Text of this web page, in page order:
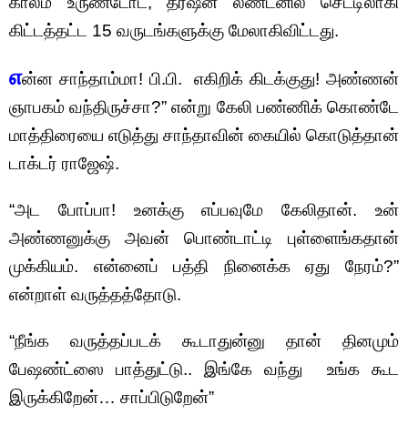
கிட்டத்தட்ட 15 வருடங்களுக்கு மேலாகிவிட்டது.
என்ன சாந்தாம்மா! பி.பி. எகிறிக் கிடக்குது! அண்ணன்
ஞாபகம் வந்திருச்சா?” என்று கேலி பண்ணிக் கொண்டே
மாத்திரையை எடுத்து சாந்தாவின் கையில் கொடுத்தான்
டாக்டர் ராஜேஷ்.
“அட போப்பா! உனக்கு எப்பவுமே கேலிதான். உன்
அண்ணனுக்கு அவன் பொண்டாட்டி புள்ளைங்கதான்
முக்கியம். என்னைப் பத்தி நினைக்க ஏது நேரம்?”
என்றாள் வருத்தத்தோடு.
“நீங்க வருத்தப்படக் கூடாதுன்னு தான் தினமும்
பேஷண்ட்ஸை பாத்துட்டு.. இங்கே வந்து உங்க கூட
இருக்கிறேன்… சாப்பிடுறேன்”